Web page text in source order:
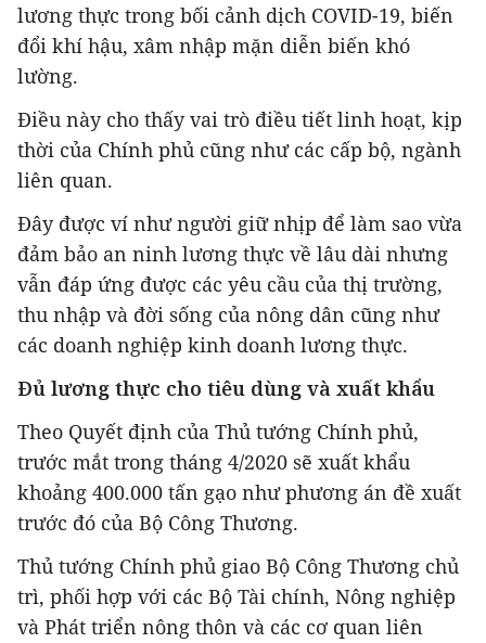
lương thực trong bối cảnh dịch COVID-19, biến
đổi khí hậu, xâm nhập mặn diễn biến khó
lường.
Điều này cho thấy vai trò điều tiết linh hoạt, kịp
thời của Chính phủ cũng như các cấp bộ, ngành
liên quan.
Đây được ví như người giữ nhịp để làm sao vừa
đảm bảo an ninh lương thực về lâu dài nhưng
vẫn đáp ứng được các yêu cầu của thị trường,
thu nhập và đời sống của nông dân cũng như
các doanh nghiệp kinh doanh lương thực.
Đủ lương thực cho tiêu dùng và xuất khẩu
Theo Quyết định của Thủ tướng Chính phủ,
trước mắt trong tháng 4/2020 sẽ xuất khẩu
khoảng 400.000 tấn gạo như phương án đề xuất
trước đó của Bộ Công Thương.
Thủ tướng Chính phủ giao Bộ Công Thương chủ
trì, phối hợp với các Bộ Tài chính, Nông nghiệp
và Phát triển nông thôn và các cơ quan liên